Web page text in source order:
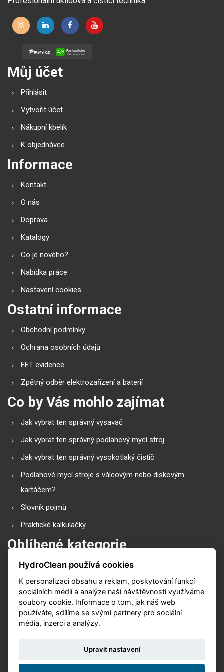
Můj účet
Přihlásit
Vytvořit účet
Nákupní kbelík
K objednávce
Informace
Kontakt
O nás
Doprava
Katalogy
Co je nového?
Nabídka práce
Nastavení cookies
Ostatní informace
Obchodní podmínky
Ochrana osobních údajů
EET evidence
Zpětný odběr elektrozařízení a baterií
Co by Vás mohlo zajímat
Jak vybrat ten správný vysavač
Jak vybrat ten správný podlahový mycí stroj
Jak vybrat ten správný vysokotlaký čistič
Podlahové mycí stroje s válcovým nebo diskovým
kartáčem?
Slovník pojmů
Praktické kalkulačky
Oblíbené kategorie
Průmyslové vysavače
Vysokotlaké čističe
Podlahové mycí stroje
Zametací stroje
HydroClean používá cookies
K personalizaci obsahu a reklam, poskytování funkcí
sociálních médií a analýze naší návštěvnosti využíváme
soubory cookie. Informace o tom, jak náš web
používáte, sdílíme se svými partnery pro sociální
média, inzerci a analýzy.
Upravit nastavení